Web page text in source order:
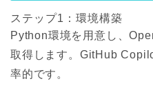
ステップ1：環境構築
Python環境を用意し、
取得します。GitHub
率的です。